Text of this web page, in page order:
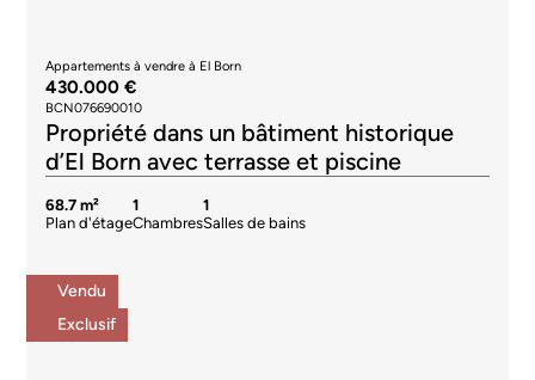
Appartements à vendre à El Born
430.000 €
BCN076690010
Propriété dans un bâtiment historique
d’El Born avec terrasse et piscine
68.7 m²
Plan d'étage
1
Chambres
1
Salles de bains
Vendu
Exclusif